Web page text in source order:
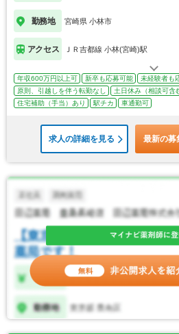
勤務地 宮崎県 小林市
アクセス ＪＲ吉都線 小林(宮崎)駅
年収600万円以上可 新卒も応募可能
未経験者も
原則、引越しを伴う転勤なし
土日休み（相談可含
住宅補助（手当）あり
駅チカ 車通勤可
求人の詳細を見る 最新の募